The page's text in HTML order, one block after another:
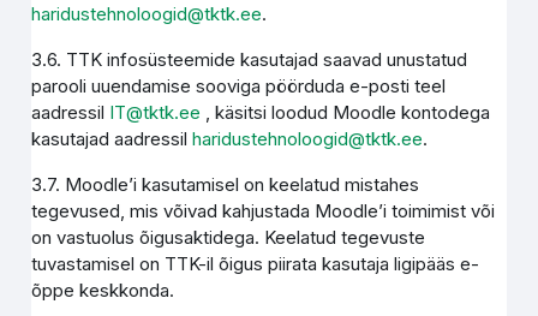
haridustehnoloogid@tktk.ee.
3.6. TTK infosüsteemide kasutajad saavad unustatud
parooli uuendamise sooviga pöörduda e-posti teel
aadressil IT@tktk.ee , käsitsi loodud Moodle kontodega
kasutajad aadressilharidustehnoloogid@tktk.ee.
3.7. Moodle’i kasutamisel on keelatud mistahes
tegevused, mis võivad kahjustada Moodle’i toimimist või
on vastuolus õigusaktidega. Keelatud tegevuste
tuvastamisel on TTK-il õigus piirata kasutaja ligipääs e-
õppe keskkonda.